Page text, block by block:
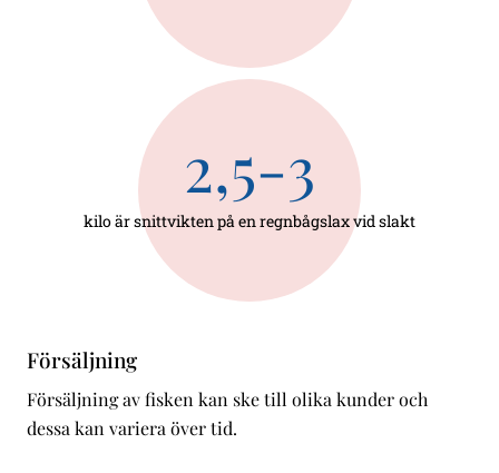
2,5-3
kilo är snittvikten på en regnbågslax vid slakt
Försäljning
Försäljning av fisken kan ske till olika kunder och
dessa kan variera över tid.